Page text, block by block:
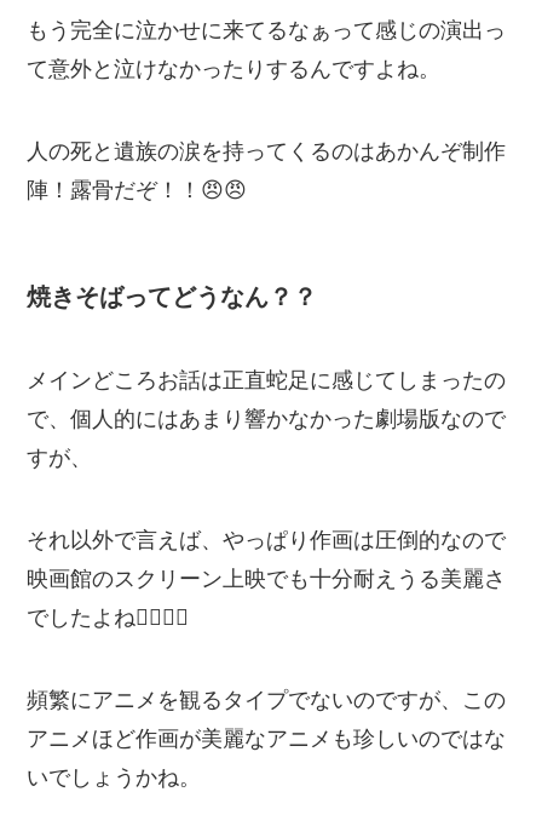
もう完全に泣かせに来てるなぁって感じの演出っ
て意外と泣けなかったりするんですよね。
人の死と遺族の涙を持ってくるのはあかんぞ制作
陣！露骨だぞ！！😠😠
焼きそばってどうなん？？
メインどころお話は正直蛇足に感じてしまったの
で、個人的にはあまり響かなかった劇場版なので
すが、
それ以外で言えば、やっぱり作画は圧倒的なので
映画館のスクリーン上映でも十分耐えうる美麗さ
でしたよね🙆‍♂️🙆‍♂️
頻繁にアニメを観るタイプでないのですが、この
アニメほど作画が美麗なアニメも珍しいのではな
いでしょうかね。